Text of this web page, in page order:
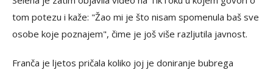
tom potezu i kaže: "Žao mi je što nisam spomenula baš sve
osobe koje poznajem", čime je još više razljutila javnost.
Franča je ljetos pričala koliko joj je doniranje bubrega